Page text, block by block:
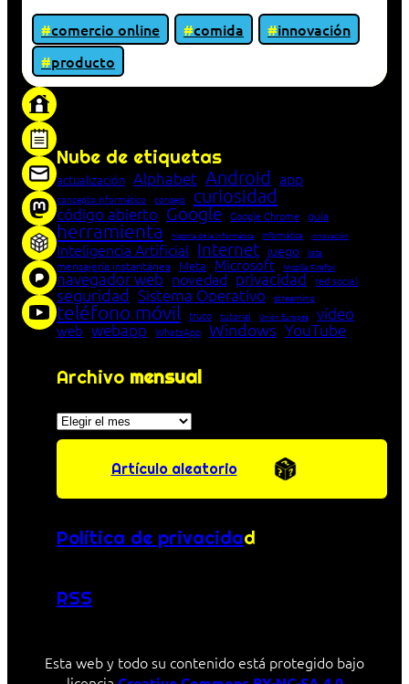
comercio online comida
innovación
producto
Nube de etiquetas
actualización Alphabet Android app
concepto informático consejo curiosidad
código abierto Google Google Chrome guía
herramienta historia de la Informática Informática innovación
Inteligencia Artificial Internet juego lista
mensajería instantánea Meta Microsoft Mozilla Firefox
navegador web novedad privacidad red social
seguridad Sistema Operativo streaming
teléfono móvil truco tutorial Unión Europea vídeo
web webapp WhatsApp Windows YouTube
Archivo mensual
Archivos
Artículo aleatorio
Política de privacidad
RSS
Esta web y todo su contenido está protegido bajo